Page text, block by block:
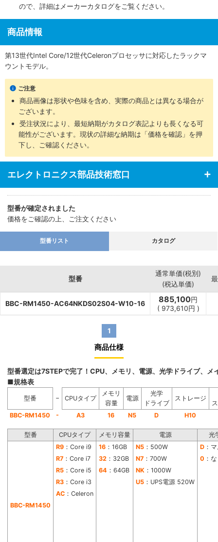
ので、詳細は メーカーカタログをご覧ください。
商品情報
第13世代Intel Core/12世代Celeronプロセッサに対応したラックマ
ウントモデル。
ご注意
商品画像は形状や色味を含め、実際の商品とは異なる場合が
ございます。
受注状況により、最短納期がカタログ表記よりも長くなる可
能性がございます。現状の詳細な納期は「価格を確認」を押
下し、ご確認ください。
エレクトロニクス部品技術窓口
型番が確定されました
価格をご確認の上、ご注文ください
型番リスト カタログ
型番
通常単価(税別)
(税込単価)
BBC-RM1450-AC64NKDS02S04-W10-16 885,100円
( 973,610円 )
1
商品仕様
型番選定は7STEPで完了！CPU、メモリ、電源、光学ドライブ、
■規格表
型番 − CPUタイプ
メモリ
容量
電源
光学
ドライブ
ストレージ
BBC-RM1450
- A3 16 N5 D H10
型番 CPUタイプ メモリ容量 電源 光
BBC-RM1450
R9 ：Core i9 16 ：16GB N5 ：500W D ：
R7 ：Core i7 32 ：32GB N7 ：700W 0 ：
R5 ：Core i5 64 ：64GB NK ：1000W
R3 ：Core i3 U5 ：UPS電源 520W
AC ：Celeron